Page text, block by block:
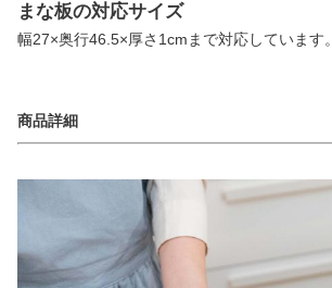
まな板の対応サイズ
幅27×奥行46.5×厚さ1cmまで対応しています。
商品詳細